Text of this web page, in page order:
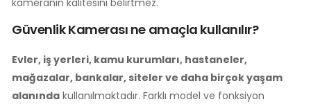
kameranın kalitesini belirtmez.
Güvenlik Kamerası ne amaçla kullanılır?
Evler, iş yerleri, kamu kurumları, hastaneler,
mağazalar, bankalar, siteler ve daha birçok yaşam
alanında kullanılmaktadır. Farklı model ve fonksiyon